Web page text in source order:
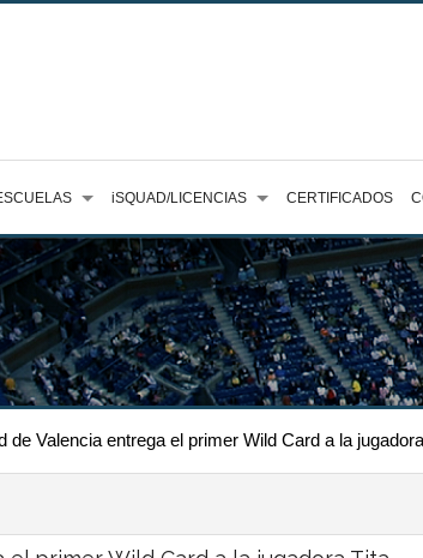
iSQUAD/LICENCIAS CERTIFICADOS
de Valencia entrega el primer Wild Card a la